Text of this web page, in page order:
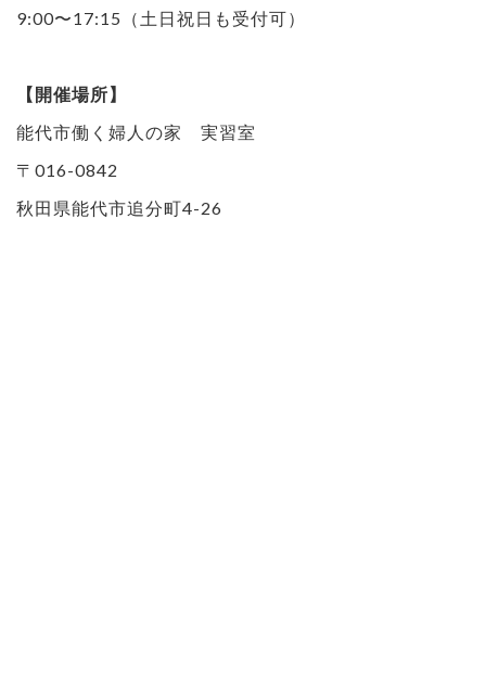
9:00〜17:15（土日祝日も受付可）
【開催場所】
能代市働く婦人の家 実習室
〒016-0842
秋田県能代市追分町4-26